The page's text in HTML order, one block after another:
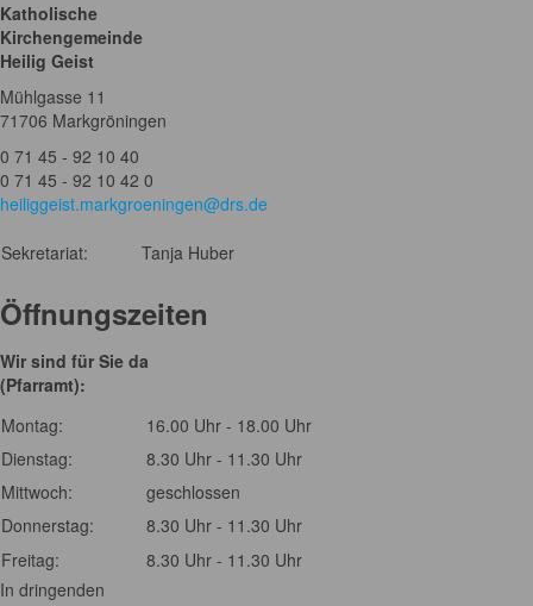
Katholische
Kirchengemeinde
Heilig Geist
Mühlgasse 11
71706 Markgröningen
0 71 45 - 92 10 40
0 71 45 - 92 10 42 0
heiliggeist.markgroeningen@drs.de
Sekretariat: Tanja Huber
Öffnungszeiten
Wir sind für Sie da
(Pfarramt):
Montag:
16.00 Uhr - 18.00 Uhr
Dienstag:
8.30 Uhr - 11.30 Uhr
Mittwoch:
geschlossen
Donnerstag:
8.30 Uhr - 11.30 Uhr
Freitag:
8.30 Uhr - 11.30 Uhr
In dringenden